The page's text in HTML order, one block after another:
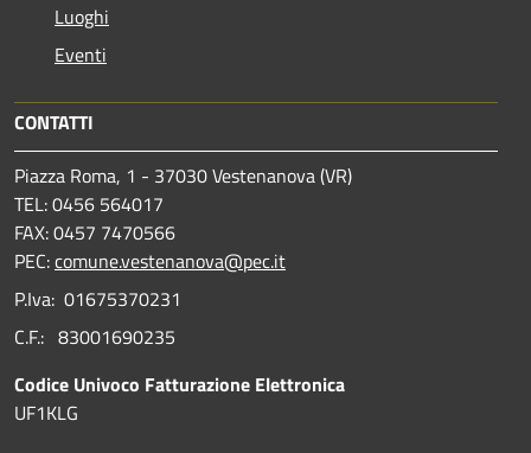
Luoghi
Eventi
CONTATTI
Piazza Roma, 1 - 37030 Vestenanova (VR)
TEL: 0456 564017
FAX: 0457 7470566
PEC:comune.vestenanova@pec.it
P.Iva: 01675370231
C.F.: 83001690235
Codice Univoco Fatturazione Elettronica
UF1KLG